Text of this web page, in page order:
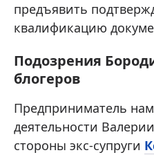
предъявить
квалификацию
Подозрения
блогеров
Предприниматель
деятельности
стороны экс-супруги